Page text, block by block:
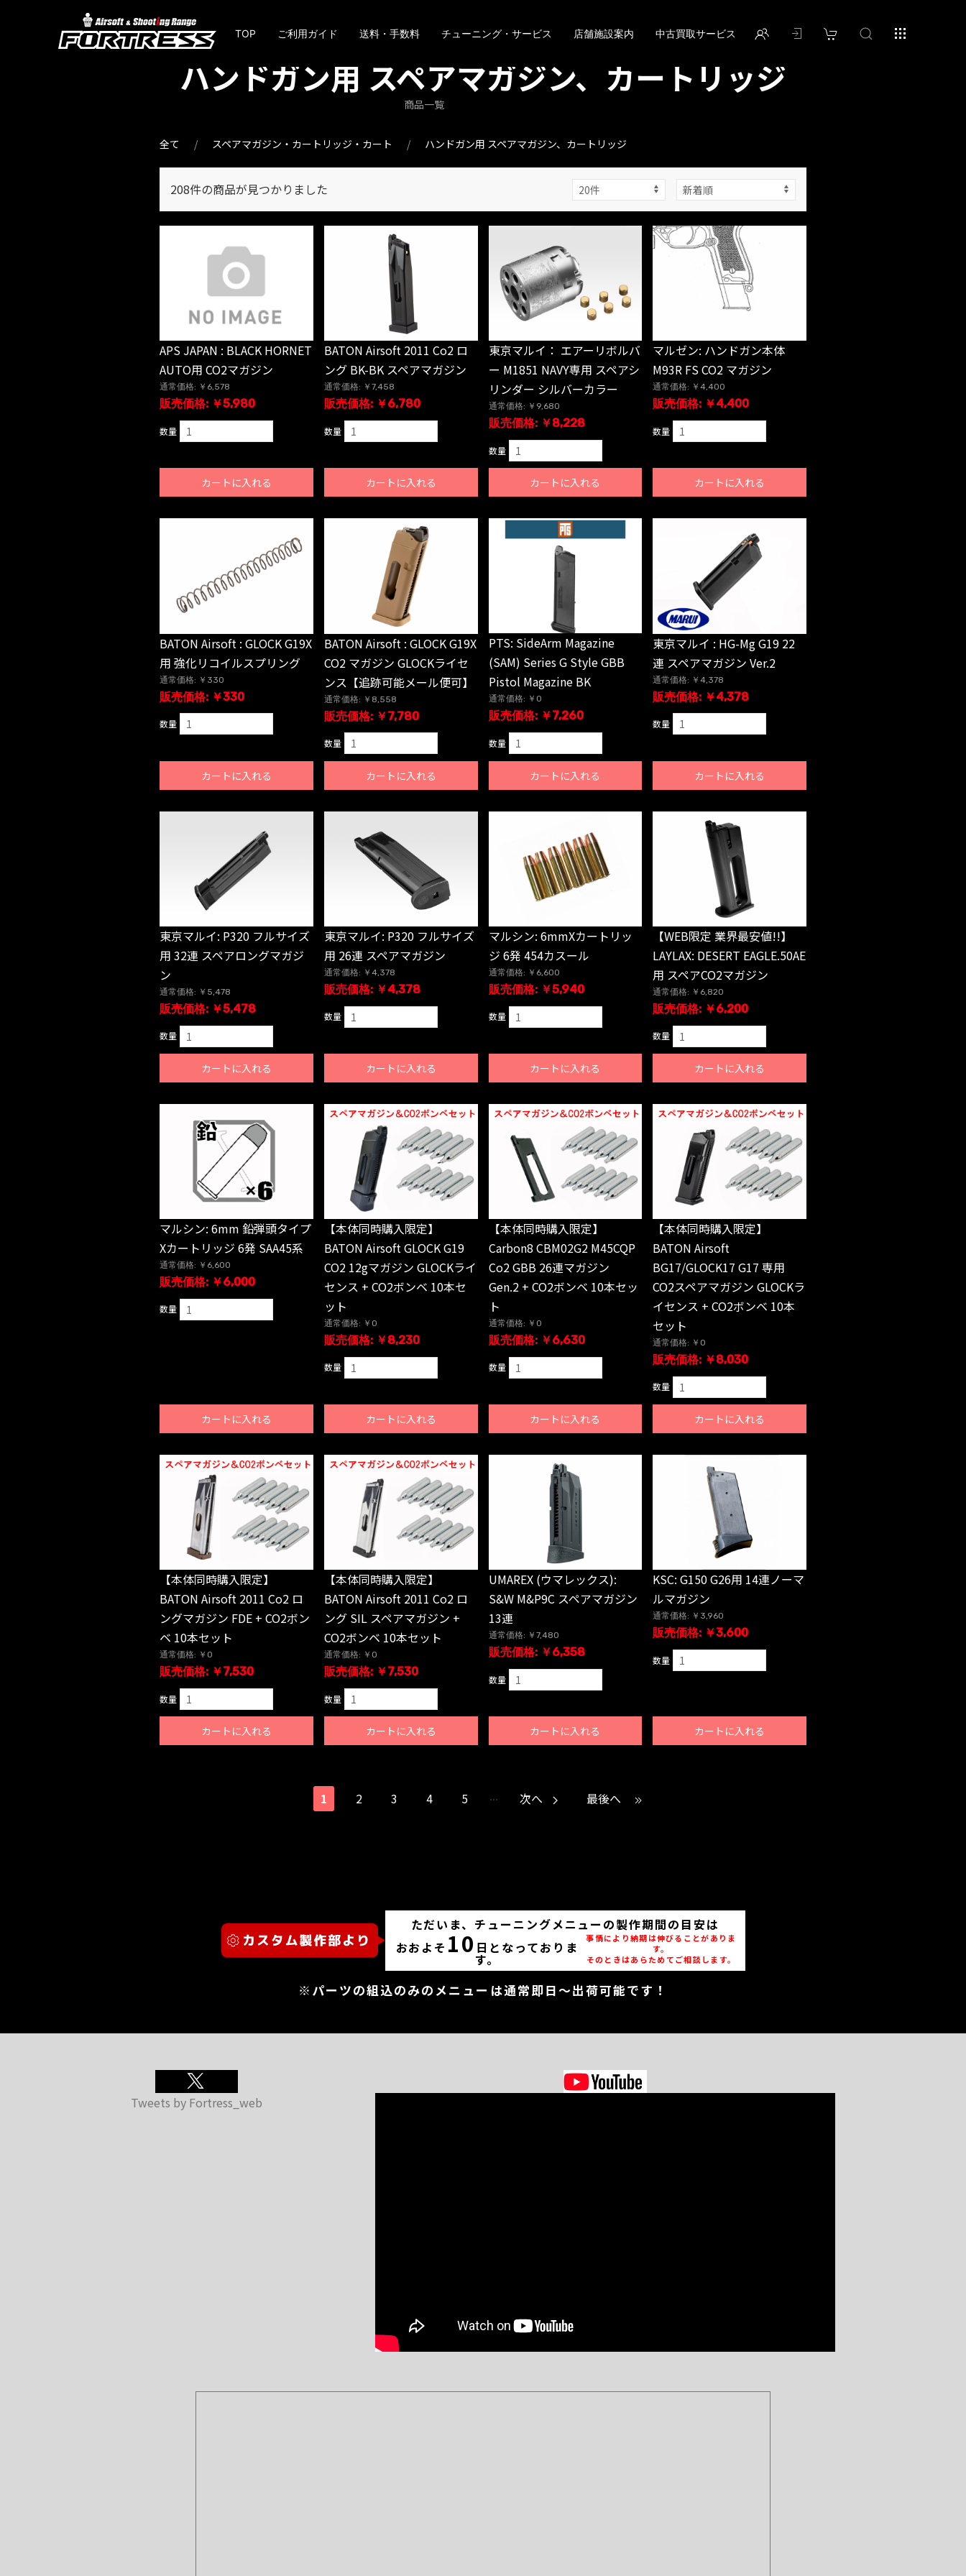
TOP ご利用ガイド 送料・手数料 チューニング・サービス 店舗施設案内 中古買取サービス
ハンドガン用 スペアマガジン、カートリッジ
商品一覧
全て スペアマガジン・カートリッジ・カート ハンドガン用 スペアマガジン、カートリッジ
208件の商品が見つかりました
APS JAPAN : BLACK HORNET
AUTO用 CO2マガジン
通常価格: ￥6,578
販売価格: ￥5,980
数量
カートに入れる
BATON Airsoft 2011 Co2 ロ
ング BK-BK スペアマガジン
通常価格: ￥7,458
販売価格: ￥6,780
数量
カートに入れる
東京マルイ： エアーリボルバ
ー M1851 NAVY専用 スペアシ
リンダー シルバーカラー
通常価格: ￥9,680
販売価格: ￥8,228
数量
カートに入れる
マルゼン: ハンドガン本体
M93R FS CO2 マガジン
通常価格: ￥4,400
販売価格: ￥4,400
数量
カートに入れる
BATON Airsoft : GLOCK G19X
用 強化リコイルスプリング
通常価格: ￥330
販売価格: ￥330
数量
カートに入れる
BATON Airsoft : GLOCK G19X
CO2 マガジン GLOCKライセ
ンス【追跡可能メール便可】
通常価格: ￥8,558
販売価格: ￥7,780
数量
カートに入れる
PTS: SideArm Magazine
(SAM) Series G Style GBB
Pistol Magazine BK
通常価格: ￥0
販売価格: ￥7,260
数量
カートに入れる
東京マルイ : HG-Mg G19 22
連 スペアマガジン Ver.2
通常価格: ￥4,378
販売価格: ￥4,378
数量
カートに入れる
東京マルイ: P320 フルサイズ
用 32連 スペアロングマガジ
ン
通常価格: ￥5,478
販売価格: ￥5,478
数量
カートに入れる
東京マルイ: P320 フルサイズ
用 26連 スペアマガジン
通常価格: ￥4,378
販売価格: ￥4,378
数量
カートに入れる
マルシン: 6mmXカートリッ
ジ 6発 454カスール
通常価格: ￥6,600
販売価格: ￥5,940
数量
カートに入れる
【WEB限定 業界最安値!!】
LAYLAX: DESERT EAGLE.50AE
用 スペアCO2マガジン
通常価格: ￥6,820
販売価格: ￥6,200
数量
カートに入れる
マルシン: 6mm 鉛弾頭タイプ
Xカートリッジ 6発 SAA45系
通常価格: ￥6,600
販売価格: ￥6,000
数量
カートに入れる
【本体同時購入限定】
BATON Airsoft GLOCK G19
CO2 12gマガジン GLOCKライ
センス + CO2ボンベ 10本セ
ット
通常価格: ￥0
販売価格: ￥8,230
数量
カートに入れる
【本体同時購入限定】
Carbon8 CBM02G2 M45CQP
Co2 GBB 26連マガジン
Gen.2 + CO2ボンベ 10本セッ
ト
通常価格: ￥0
販売価格: ￥6,630
数量
カートに入れる
【本体同時購入限定】
BATON Airsoft
BG17/GLOCK17 G17 専用
CO2スペアマガジン GLOCKラ
イセンス + CO2ボンベ 10本
セット
通常価格: ￥0
販売価格: ￥8,030
数量
カートに入れる
【本体同時購入限定】
BATON Airsoft 2011 Co2 ロ
ングマガジン FDE + CO2ボン
ベ 10本セット
通常価格: ￥0
販売価格: ￥7,530
数量
カートに入れる
【本体同時購入限定】
BATON Airsoft 2011 Co2 ロ
ング SIL スペアマガジン +
CO2ボンベ 10本セット
通常価格: ￥0
販売価格: ￥7,530
数量
カートに入れる
UMAREX (ウマレックス):
S&W M&P9C スペアマガジン
13連
通常価格: ￥7,480
販売価格: ￥6,358
数量
カートに入れる
KSC: G150 G26用 14連ノーマ
ルマガジン
通常価格: ￥3,960
販売価格: ￥3,600
数量
カートに入れる
1 2 3 4 5 ... 次へ 最後へ
ただいま、チューニングメニューの製作期間の目安は
おおよそ 10 日となっておりま
す。
事情により納期は伸びることがありま
す。
そのときはあらためてご相談します。
※パーツの組込のみのメニューは通常即日～出荷可能です！
Tweets by Fortress_web